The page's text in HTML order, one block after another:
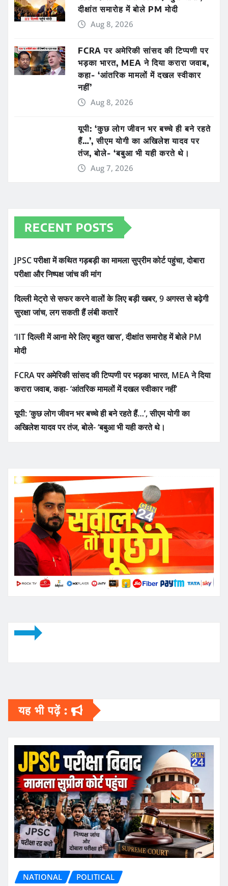
दीक्षांत समारोह में बोले PM मोदी
Aug 8, 2026
FCRA पर अमेरिकी सांसद की टिप्पणी पर
भड़का भारत, MEA ने दिया करारा जवाब,
कहा- ‘आंतरिक मामलों में दखल स्वीकार
नहीं’
Aug 8, 2026
यूपी: ‘कुछ लोग जीवन भर बच्चे ही बने रहते
हैं…’, सीएम योगी का अखिलेश यादव पर
तंज, बोले- ‘बबुआ भी यही करते थे।
Aug 7, 2026
RECENT POSTS
JPSC परीक्षा में कथित गड़बड़ी का मामला सुप्रीम कोर्ट पहुंचा, दोबारा
परीक्षा और निष्पक्ष जांच की मांग
दिल्ली मेट्रो से सफर करने वालों के लिए बड़ी खबर, 9 अगस्त से बढ़ेगी
सुरक्षा जांच, लग सकती हैं लंबी कतारें
‘IIT दिल्ली में आना मेरे लिए बहुत खास’, दीक्षांत समारोह में बोले PM
मोदी
FCRA पर अमेरिकी सांसद की टिप्पणी पर भड़का भारत, MEA ने दिया
करारा जवाब, कहा- ‘आंतरिक मामलों में दखल स्वीकार नहीं’
यूपी: ‘कुछ लोग जीवन भर बच्चे ही बने रहते हैं…’, सीएम योगी का
अखिलेश यादव पर तंज, बोले- ‘बबुआ भी यही करते थे।
यह भी पढ़ें :
NATIONAL POLITICAL